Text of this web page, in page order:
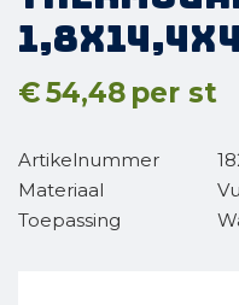
€54,48 per st
Artikelnummer
Materiaal
Toepassing